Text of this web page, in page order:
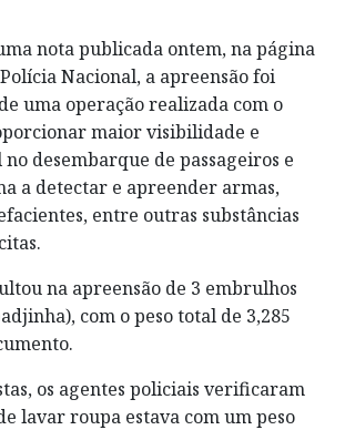
nota publicada ontem, na página
Nacional, a apreensão foi
uma operação realizada com o
maior visibilidade e
desembarque de passageiros e
a detectar e apreender armas,
entre outras substâncias
na apreensão de 3 embrulhos
com o peso total de 3,285
os agentes policiais verificaram
lavar roupa estava com um peso